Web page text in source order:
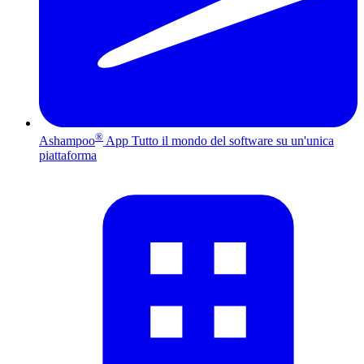
Ashampoo® App Tutto il mondo del software su un'unica
piattaforma